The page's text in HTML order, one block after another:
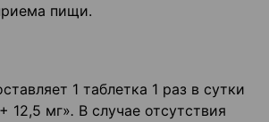
пищи.
1 таблетка 1 раз в сутки
12,5 мг». В случае отсутствия